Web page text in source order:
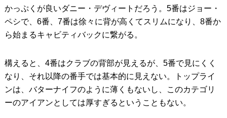
かっぷくが良いダニー・デヴィートだろう。5番はジョー・
ペシで、6番、7番は徐々に背が高くてスリムになり、8番か
ら始まるキャビティバックに繋がる。
構えると、4番はクラブの背部が見えるが、5番で見にくく
なり、それ以降の番手では基本的に見えない。トップライ
ンは、バターナイフのように薄くもないし、このカテゴリ
ーのアイアンとしては厚すぎるということもない。